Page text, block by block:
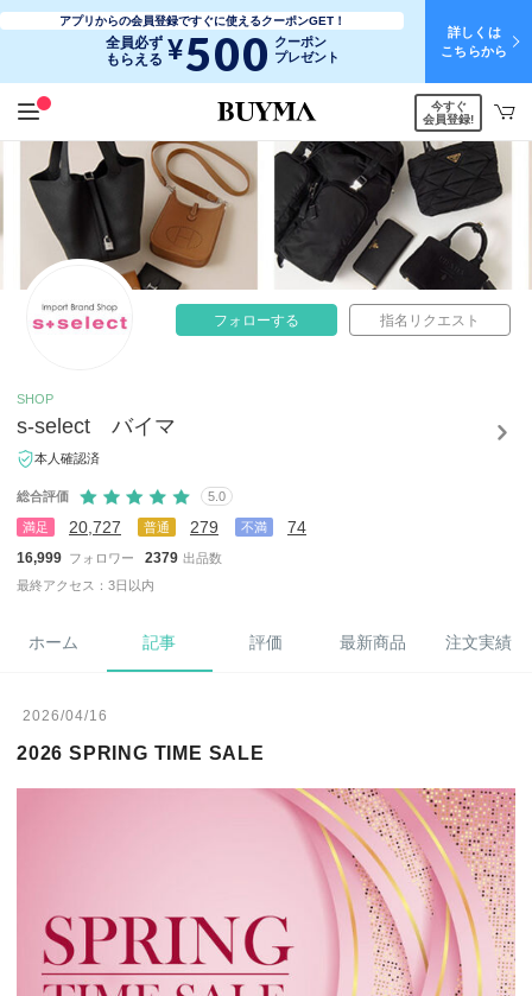
アプリからの会員登録ですぐに使えるクーポンGET！
全員必ず
もらえる ¥500 クーポン
プレゼント
詳しくは
こちらから
今すぐ
会員登録!
フォローする 指名リクエスト
SHOP
s-select バイマ
本人確認済
総合評価 5.0
満足 20,727 普通 279 不満 74
16,999 フォロワー 2379 出品数
最終アクセス：3日以内
ホーム 記事 評価 最新商品 注文実績
2026/04/16
2026 SPRING TIME SALE